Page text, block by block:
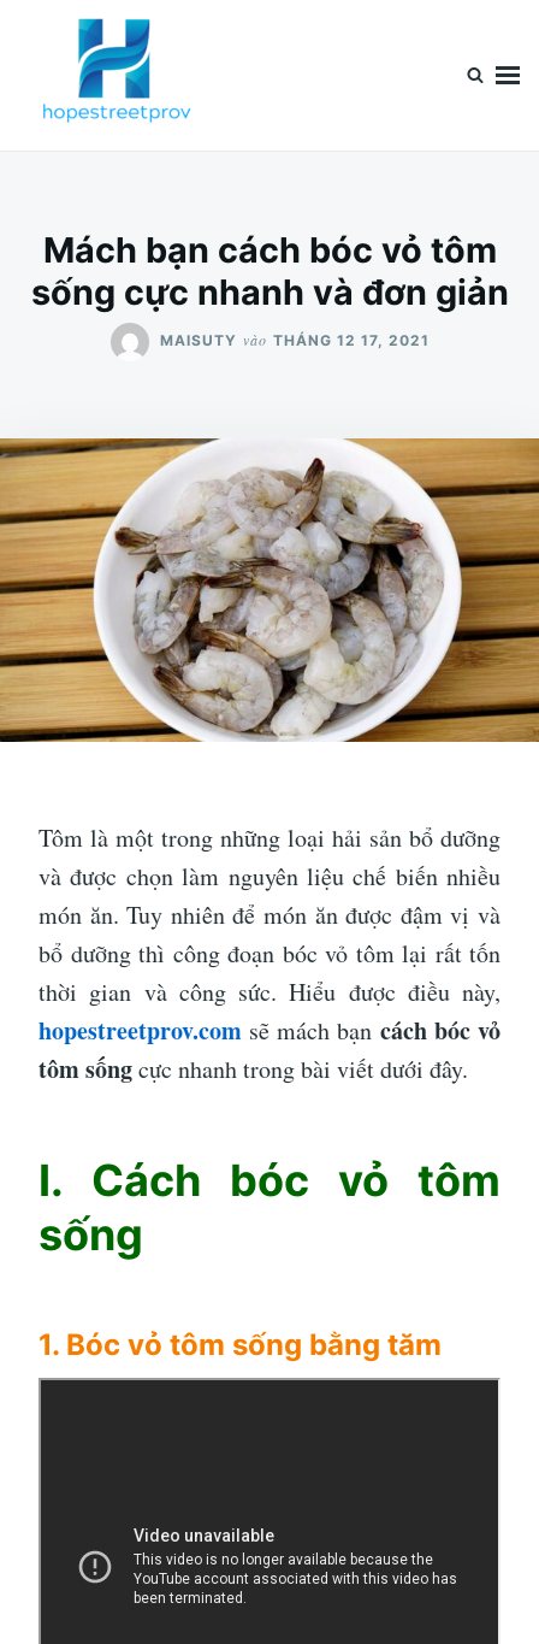
Tìm
kiếm
cho:
Mách bạn cách bóc vỏ tôm
sống cực nhanh và đơn giản
MAISUTY vào THÁNG 12 17, 2021
Tôm là một trong những loại hải sản bổ dưỡng
và được chọn làm nguyên liệu chế biến nhiều
món ăn. Tuy nhiên để món ăn được đậm vị và
bổ dưỡng thì công đoạn bóc vỏ tôm lại rất tốn
thời gian và công sức. Hiểu được điều này,
hopestreetprov.com sẽ mách bạn cách bóc vỏ
tôm sốngcực nhanh trong bài viết dưới đây.
I. Cách bóc vỏ tôm
sống
1. Bóc vỏ tôm sống bằng tăm